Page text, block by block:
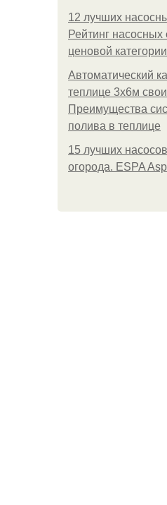
12 лучших
Рейтинг насосных
ценовой категории
Автоматический
теплице 3х6м
Преимущества
полива в теплице
15 лучших
огорода. ESPA